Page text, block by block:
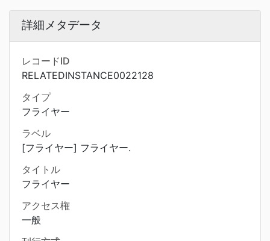
詳細メタデータ
レコードID
RELATEDINSTANCE0022128
タイプ
フライヤー
ラベル
[フライヤー] フライヤー.
タイトル
フライヤー
アクセス権
一般